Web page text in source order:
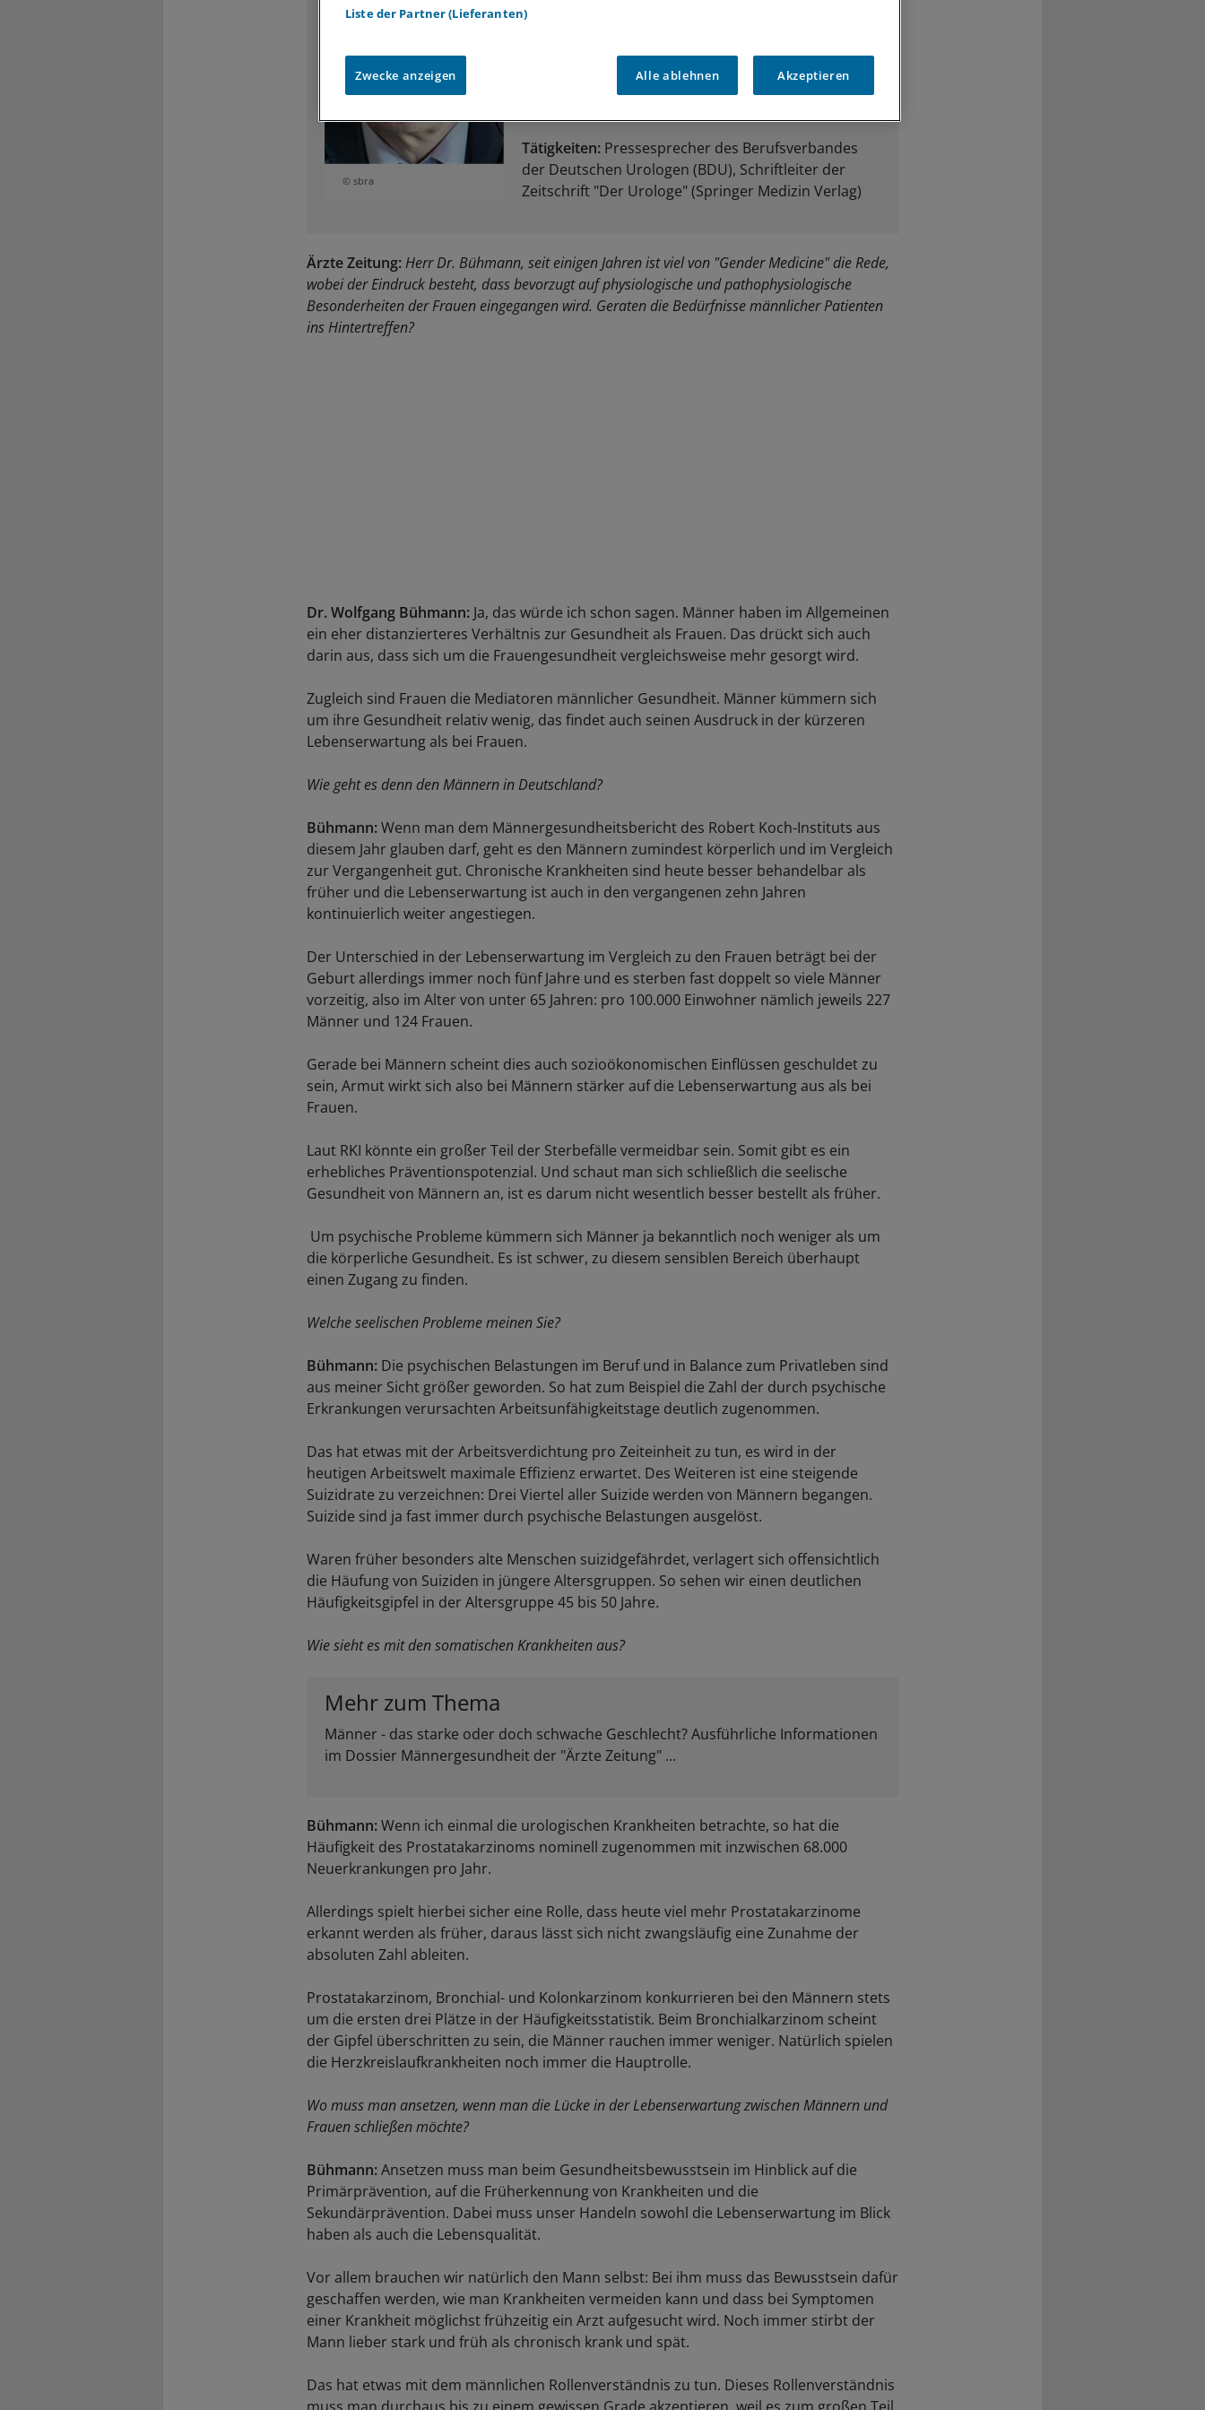
© sbra
Weiterbildung zum Facharzt für Urologie an der
Medizinischen Hochschule Hannover und in den
Tätigkeiten: Pressesprecher des Berufsverbandes
der Deutschen Urologen (BDU), Schriftleiter der
Zeitschrift "Der Urologe" (Springer Medizin Verlag)
Ärzte Zeitung:Herr Dr. Bühmann, seit einigen Jahren ist viel von "Gender Medicine" die Rede,
wobei der Eindruck besteht, dass bevorzugt auf physiologische und pathophysiologische
Besonderheiten der Frauen eingegangen wird. Geraten die Bedürfnisse männlicher Patienten
ins Hintertreffen?
Dr. Wolfgang Bühmann: Ja, das würde ich schon sagen. Männer haben im Allgemeinen
ein eher distanzierteres Verhältnis zur Gesundheit als Frauen. Das drückt sich auch
darin aus, dass sich um die Frauengesundheit vergleichsweise mehr gesorgt wird.
Zugleich sind Frauen die Mediatoren männlicher Gesundheit. Männer kümmern sich
um ihre Gesundheit relativ wenig, das findet auch seinen Ausdruck in der kürzeren
Lebenserwartung als bei Frauen.
Wie geht es denn den Männern in Deutschland?
Bühmann:Wenn man dem Männergesundheitsbericht des Robert Koch-Instituts aus
diesem Jahr glauben darf, geht es den Männern zumindest körperlich und im Vergleich
zur Vergangenheit gut. Chronische Krankheiten sind heute besser behandelbar als
früher und die Lebenserwartung ist auch in den vergangenen zehn Jahren
kontinuierlich weiter angestiegen.
Der Unterschied in der Lebenserwartung im Vergleich zu den Frauen beträgt bei der
Geburt allerdings immer noch fünf Jahre und es sterben fast doppelt so viele Männer
vorzeitig, also im Alter von unter 65 Jahren: pro 100.000 Einwohner nämlich jeweils 227
Männer und 124 Frauen.
Gerade bei Männern scheint dies auch sozioökonomischen Einflüssen geschuldet zu
sein, Armut wirkt sich also bei Männern stärker auf die Lebenserwartung aus als bei
Frauen.
Laut RKI könnte ein großer Teil der Sterbefälle vermeidbar sein. Somit gibt es ein
erhebliches Präventionspotenzial. Und schaut man sich schließlich die seelische
Gesundheit von Männern an, ist es darum nicht wesentlich besser bestellt als früher.
Um psychische Probleme kümmern sich Männer ja bekanntlich noch weniger als um
die körperliche Gesundheit. Es ist schwer, zu diesem sensiblen Bereich überhaupt
einen Zugang zu finden.
Welche seelischen Probleme meinen Sie?
Bühmann: Die psychischen Belastungen im Beruf und in Balance zum Privatleben sind
aus meiner Sicht größer geworden. So hat zum Beispiel die Zahl der durch psychische
Erkrankungen verursachten Arbeitsunfähigkeitstage deutlich zugenommen.
Das hat etwas mit der Arbeitsverdichtung pro Zeiteinheit zu tun, es wird in der
heutigen Arbeitswelt maximale Effizienz erwartet. Des Weiteren ist eine steigende
Suizidrate zu verzeichnen: Drei Viertel aller Suizide werden von Männern begangen.
Suizide sind ja fast immer durch psychische Belastungen ausgelöst.
Waren früher besonders alte Menschen suizidgefährdet, verlagert sich offensichtlich
die Häufung von Suiziden in jüngere Altersgruppen. So sehen wir einen deutlichen
Häufigkeitsgipfel in der Altersgruppe 45 bis 50 Jahre.
Wie sieht es mit den somatischen Krankheiten aus?
Mehr zum Thema
Männer - das starke oder doch schwache Geschlecht? Ausführliche Informationen
im Dossier Männergesundheit der "Ärzte Zeitung" ...
Bühmann:Wenn ich einmal die urologischen Krankheiten betrachte, so hat die
Häufigkeit des Prostatakarzinoms nominell zugenommen mit inzwischen 68.000
Neuerkrankungen pro Jahr.
Allerdings spielt hierbei sicher eine Rolle, dass heute viel mehr Prostatakarzinome
erkannt werden als früher, daraus lässt sich nicht zwangsläufig eine Zunahme der
absoluten Zahl ableiten.
Prostatakarzinom, Bronchial- und Kolonkarzinom konkurrieren bei den Männern stets
um die ersten drei Plätze in der Häufigkeitsstatistik. Beim Bronchialkarzinom scheint
der Gipfel überschritten zu sein, die Männer rauchen immer weniger. Natürlich spielen
die Herzkreislaufkrankheiten noch immer die Hauptrolle.
Wo muss man ansetzen, wenn man die Lücke in der Lebenserwartung zwischen Männern und
Frauen schließen möchte?
Bühmann:Ansetzen muss man beim Gesundheitsbewusstsein im Hinblick auf die
Primärprävention, auf die Früherkennung von Krankheiten und die
Sekundärprävention. Dabei muss unser Handeln sowohl die Lebenserwartung im Blick
haben als auch die Lebensqualität.
Vor allem brauchen wir natürlich den Mann selbst: Bei ihm muss das Bewusstsein dafür
geschaffen werden, wie man Krankheiten vermeiden kann und dass bei Symptomen
einer Krankheit möglichst frühzeitig ein Arzt aufgesucht wird. Noch immer stirbt der
Mann lieber stark und früh als chronisch krank und spät.
Das hat etwas mit dem männlichen Rollenverständnis zu tun. Dieses Rollenverständnis
Liste der Partner (Lieferanten)
Zwecke anzeigen Alle ablehnen Akzeptieren